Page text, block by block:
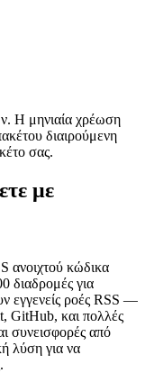
Η μηνιαία χρέωση
διαιρούμενη
σας.
με
ανοιχτού κώδικα
διαδρομές για
εγγενείς ροές RSS —
GitHub, και πολλές
συνεισφορές από
λύση για να